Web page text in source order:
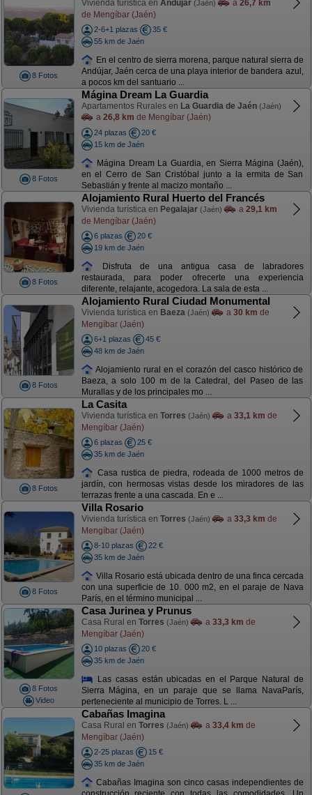
8 Fotos
Vivienda turística en Andújar (Jaén) a 26,7 km
de Mengíbar (Jaén)
2-6+1 plazas
35 €
55 km de Jaén
En el centro de sierra morena, parque natural sierra de
Andújar, Jaén cerca de una playa interior de bandera azul,
a pocos km del santuario ...
8 Fotos
Mágina Dream La Guardia
Apartamentos Rurales en La Guardia de Jaén (Jaén)
a 26,8 km de Mengíbar (Jaén)
24 plazas
20 €
15 km de Jaén
Mágina Dream La Guardia, en Sierra Mágina (Jaén),
en el Cerro de San Cristóbal junto a la ermita de San
Sebastián y frente al macizo montaño ...
8 Fotos
Alojamiento Rural Huerto del Francés
Vivienda turística en Pegalajar (Jaén) a 29,1 km
de Mengíbar (Jaén)
6 plazas
20 €
19 km de Jaén
Disfruta de una antigua casa de labradores
restaurada, para poder ofrecerte una experiencia
diferente, relajante, acogedora. La sala de esta ...
8 Fotos
Alojamiento Rural Ciudad Monumental
Vivienda turística en Baeza (Jaén) a 30 km de
Mengíbar (Jaén)
6+1 plazas
45 €
48 km de Jaén
Alojamiento rural en el corazón del casco histórico de
Baeza, a solo 100 m de la Catedral, del Paseo de las
Murallas y de los principales mo ...
8 Fotos
La Casita
Vivienda turística en Torres (Jaén) a 33,1 km de
Mengíbar (Jaén)
6 plazas
25 €
35 km de Jaén
Casa rustica de piedra, rodeada de 1000 metros de
jardín, con hermosas vistas desde los miradores de las
terrazas frente a una cascada. En e ...
8 Fotos
Villa Rosario
Vivienda turística en Torres (Jaén) a 33,3 km de
Mengíbar (Jaén)
8-10 plazas
22 €
35 km de Jaén
Villa Rosario está ubicada dentro de una finca cercada
con una superficie de 10. 000 m2, en el paraje de Nava
París, en el término municipal ...
8 Fotos
Video
Casa Jurinea y Prunus
Casa Rural en Torres (Jaén) a 33,3 km de
Mengíbar (Jaén)
10 plazas
20 €
35 km de Jaén
Las casas están ubicadas en el Parque Natural de
Sierra Mágina, en un paraje que se llama NavaParís,
perteneciente al municipio de Torres. L ...
Cabañas Imagina
Casa Rural en Torres (Jaén) a 33,4 km de
Mengíbar (Jaén)
2-25 plazas
15 €
35 km de Jaén
Cabañas Imagina son cinco casas independientes de